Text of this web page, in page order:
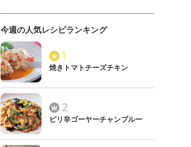
今週の人気レシピランキング
1
焼きトマトチーズチキン
2
ピリ辛ゴーヤーチャンプルー